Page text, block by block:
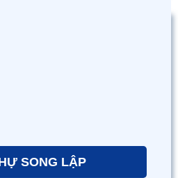
SONG LẬP